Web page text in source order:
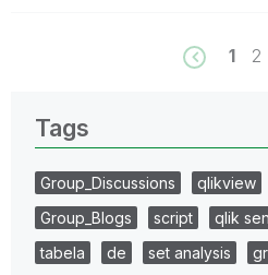
1 2
Tags
Group_Discussions qlikview
Group_Blogs
script qlik
tabela
de set analysis